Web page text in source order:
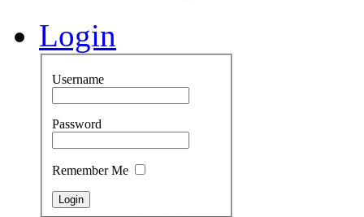
Login
Username
Password
Remember Me